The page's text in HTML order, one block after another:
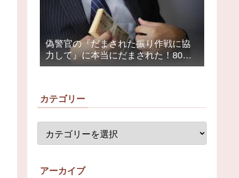
偽警官の『だまされた振り作戦に協
力して』に本当にだまされた！80代
女性1200万円被害
カテゴリー
アーカイブ